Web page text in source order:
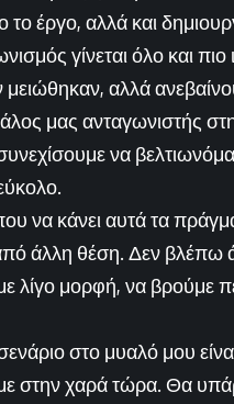
το έργο, αλλά και
γίνεται όλο και
αλλά
μας ανταγωνιστής
να
να κάνει αυτά τα
άλλη θέση. Δεν βλέπω
λίγο μορφή, να βρούμε
στο μυαλό μου
στην χαρά τώρα. Θα